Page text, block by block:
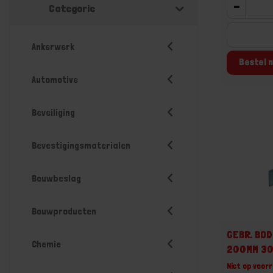
Categorie
Ankerwerk
Automotive
Beveiliging
Bevestigingsmaterialen
Bouwbeslag
Bouwproducten
Chemie
-
Bestel
GEBR.
200MM
Niet op